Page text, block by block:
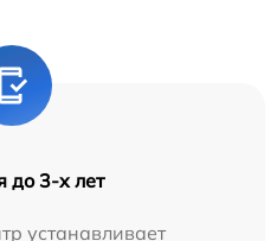
до 3-х лет
устанавливает